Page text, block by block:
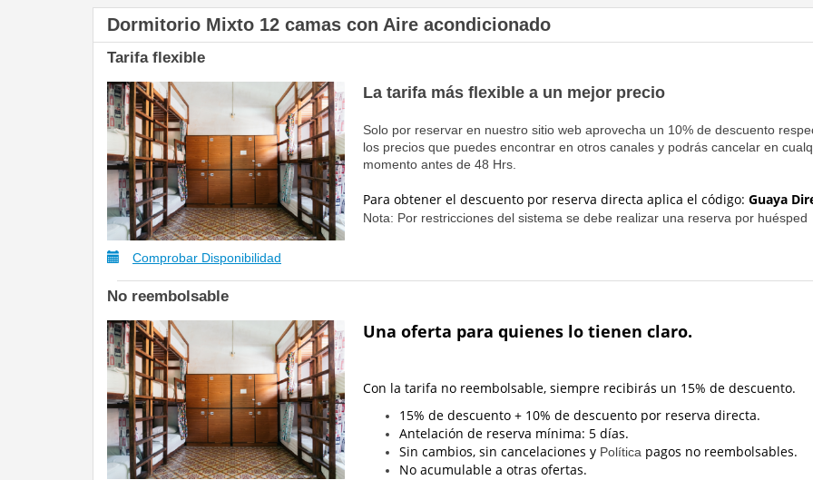
Dormitorio Mixto 12 camas con Aire acondicionado
Tarifa flexible
La tarifa más flexible a un mejor precio
Solo por reservar en nuestro sitio web aprovecha un 10% de descuento
los precios que puedes encontrar en otros canales y podrás cancelar en
momento antes de 48 Hrs.
Para obtener el descuento por reserva directa aplica el código: Guaya
Nota: Por restricciones del sistema se debe realizar una reserva por huésped
Comprobar Disponibilidad
No reembolsable
Una oferta para quienes lo tienen claro.
Con la tarifa no reembolsable, siempre recibirás un 15% de descuento.
15% de descuento + 10% de descuento por reserva directa.
Antelación de reserva mínima: 5 días.
Sin cambios, sin cancelaciones y Política pagos no reembolsables.
No acumulable a otras ofertas.